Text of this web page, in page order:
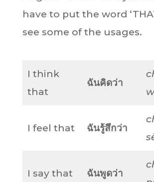
have to put the word
see some of the usages.
I think
that
ฉันคิดว่า
I feel that ฉันรู้สึกว่า
I say that ฉันพูดว่า